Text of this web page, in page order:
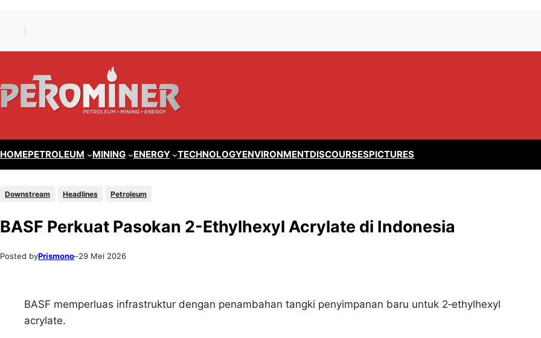
konten
content
HOMEPETROLEUM MINING ENERGY TECHNOLOGYENVIRONMENTDISCOURSESPICTURES
Downstream Headlines Petroleum
BASF Perkuat Pasokan 2-Ethylhexyl Acrylate di Indonesia
Posted byPrismono–29 Mei 2026
BASF memperluas infrastruktur dengan penambahan tangki penyimpanan baru untuk 2‑ethylhexyl
acrylate.